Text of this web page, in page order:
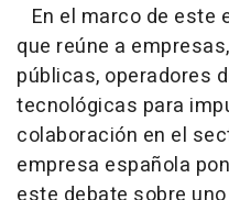
En el marco de este
que reúne a
públicas, operadores
tecnológicas para
colaboración en el
empresa española